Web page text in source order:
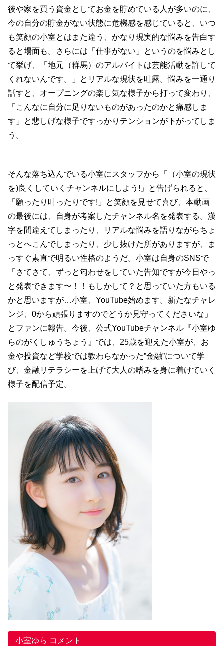
後や家を買う資金としてお金を貯めている人が多いのに、
今の自分の貯金がない状態に危機感を感じていると、いつ
も笑顔の小室とはまた違う、かなり現実的な悩みを告白す
ると場面も。さらには「仕事がない」というのを悩みとし
て挙げ、「地元（群馬）のアルバイトは芸能活動を許して
くれないんです。」とリアルな現状を吐露。悩みを一通り
話すと、オープニングの楽し気な様子から打って変わり、
「こんなに自分に足りないものがあったのかと痛感しま
す」と悲しげな様子ですっかりテンションが下がってしま
う。
そんな落ち込んでいる小室にスタッフから「（小室の現状
を)良くしていくチャンネルにしよう!」と告げられると、
「願ったり叶ったりです!」と笑顔を見せて喜び、本動画
の最後には、自身が考案したチャンネル名を発表する。漢
字を間違えてしまったり、リアルな悩みを語りながらちょ
っとへこんでしまったり、少し抜けた所がありますが、ま
っすぐ素直で明るい性格のようだ。小室は自身のSNSで
「さてさて、ずっと匂わせをしていた告知ですが今日やっ
と発表できます〜！！もしかして？と思っていた方もいる
かと思いますが…小室、YouTube始めます。新たなチャレ
ンジ、0から頑張りますのでどうか見守ってくださいな」
とファンに報告。今後、公式YouTubeチャンネル『小室ゆ
らのがくしゅうちょう』では、25歳を迎えた小室が、お
金や投資など学校では教わらなかった”金融”について学
び、金融リテラシーを上げて大人の嗜みを身に着けていく
様子を配信予定。
小室ゆら コメント